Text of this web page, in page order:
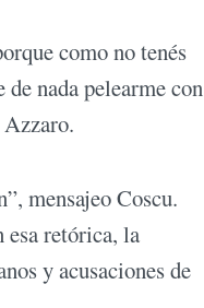
como no tenés
nada pelearme con
mensajeo Coscu.
esa retórica, la
y acusaciones de